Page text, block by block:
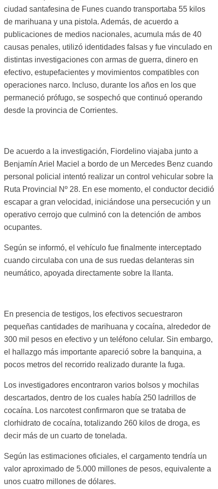
ciudad santafesina de Funes cuando transportaba 55 kilos
de marihuana y una pistola. Además, de acuerdo a
publicaciones de medios nacionales, acumula más de 40
causas penales, utilizó identidades falsas y fue vinculado en
distintas investigaciones con armas de guerra, dinero en
efectivo, estupefacientes y movimientos compatibles con
operaciones narco. Incluso, durante los años en los que
permaneció prófugo, se sospechó que continuó operando
desde la provincia de Corrientes.
De acuerdo a la investigación, Fiordelino viajaba junto a
Benjamín Ariel Maciel a bordo de un Mercedes Benz cuando
personal policial intentó realizar un control vehicular sobre la
Ruta Provincial Nº 28. En ese momento, el conductor decidió
escapar a gran velocidad, iniciándose una persecución y un
operativo cerrojo que culminó con la detención de ambos
ocupantes.
Según se informó, el vehículo fue finalmente interceptado
cuando circulaba con una de sus ruedas delanteras sin
neumático, apoyada directamente sobre la llanta.
En presencia de testigos, los efectivos secuestraron
pequeñas cantidades de marihuana y cocaína, alrededor de
300 mil pesos en efectivo y un teléfono celular. Sin embargo,
el hallazgo más importante apareció sobre la banquina, a
pocos metros del recorrido realizado durante la fuga.
Los investigadores encontraron varios bolsos y mochilas
descartados, dentro de los cuales había 250 ladrillos de
cocaína. Los narcotest confirmaron que se trataba de
clorhidrato de cocaína, totalizando 260 kilos de droga, es
decir más de un cuarto de tonelada.
Según las estimaciones oficiales, el cargamento tendría un
valor aproximado de 5.000 millones de pesos, equivalente a
unos cuatro millones de dólares.